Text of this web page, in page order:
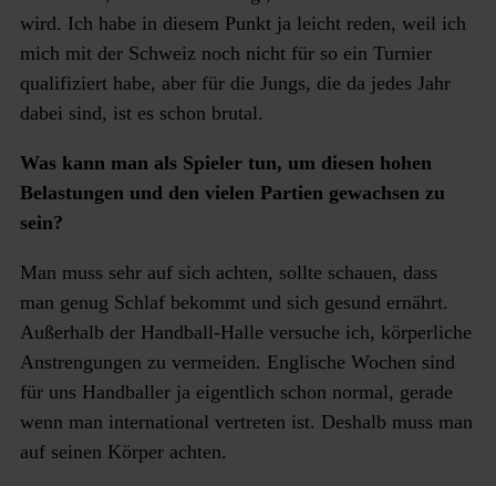
wird. Ich habe in diesem Punkt ja leicht reden, weil ich
mich mit der Schweiz noch nicht für so ein Turnier
qualifiziert habe, aber für die Jungs, die da jedes Jahr
dabei sind, ist es schon brutal.
Was kann man als Spieler tun, um diesen hohen
Belastungen und den vielen Partien gewachsen zu
sein?
Man muss sehr auf sich achten, sollte schauen, dass
man genug Schlaf bekommt und sich gesund ernährt.
Außerhalb der Handball-Halle versuche ich, körperliche
Anstrengungen zu vermeiden. Englische Wochen sind
für uns Handballer ja eigentlich schon normal, gerade
wenn man international vertreten ist. Deshalb muss man
auf seinen Körper achten.